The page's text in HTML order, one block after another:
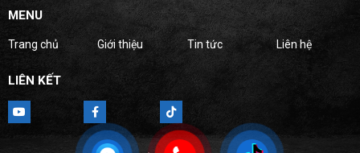
MENU
Trang chủ Giới thiệu Tin tức Liên hệ
LIÊN KẾT